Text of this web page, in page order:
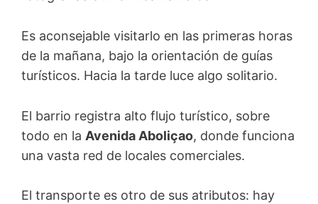
Es aconsejable visitarlo en las primeras horas
de la mañana, bajo la orientación de guías
turísticos. Hacia la tarde luce algo solitario.
El barrio registra alto flujo turístico, sobre
todo en la Avenida Aboliçao, donde funciona
una vasta red de locales comerciales.
El transporte es otro de sus atributos: hay